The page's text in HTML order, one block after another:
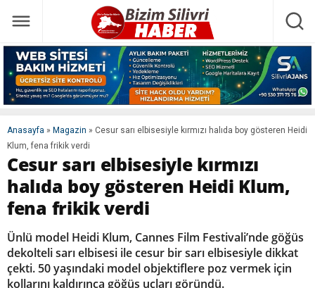
Anasayfa » Magazin » Cesur sarı elbisesiyle kırmızı halıda boy gösteren Heidi
Klum, fena frikik verdi
Cesur sarı elbisesiyle kırmızı
halıda boy gösteren Heidi Klum,
fena frikik verdi
Ünlü model Heidi Klum, Cannes Film Festivali’nde göğüs
dekolteli sarı elbisesi ile cesur bir sarı elbisesiyle dikkat
çekti. 50 yaşındaki model objektiflere poz vermek için
kollarını kaldırınca göğüs uçları göründü.